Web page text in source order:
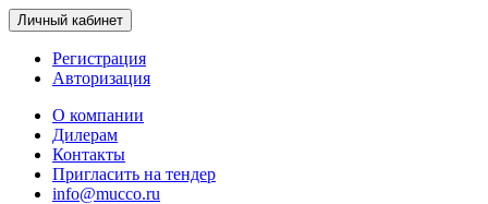
Личный кабинет
Регистрация
Авторизация
О компании
Дилерам
Контакты
Пригласить на тендер
info@mucco.ru